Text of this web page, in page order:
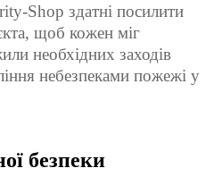
Shop здатні посилити
щоб кожен міг
необхідних заходів
небезпеками пожежі у
безпеки